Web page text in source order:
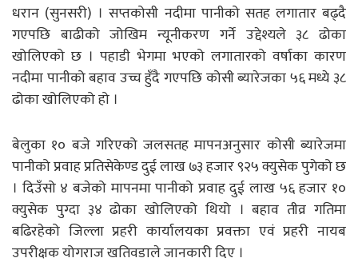
धरान (सुनसरी) । सप्तकोसी नदीमा पानीको सतह लगातार बढ्दै
गएपछि बाढीको जोखिम न्यूनीकरण गर्ने उद्देश्यले ३८ ढोका
खोलिएको छ । पहाडी भेगमा भएको लगातारको वर्षाका कारण
नदीमा पानीको बहाव उच्च हुँदै गएपछि कोसी ब्यारेजका ५६ मध्ये ३८
ढोका खोलिएको हो ।
बेलुका १० बजे गरिएको जलसतह मापनअनुसार कोसी ब्यारेजमा
पानीको प्रवाह प्रतिसेकेण्ड दुई लाख ७३ हजार ९२५ क्युसेक पुगेको छ
। दिउँसो ४ बजेको मापनमा पानीको प्रवाह दुई लाख ५६ हजार १०
क्युसेक पुग्दा ३४ ढोका खोलिएको थियो । बहाव तीव्र गतिमा
बढिरहेको जिल्ला प्रहरी कार्यालयका प्रवक्ता एवं प्रहरी नायब
उपरीक्षक योगराज खतिवडाले जानकारी दिए ।